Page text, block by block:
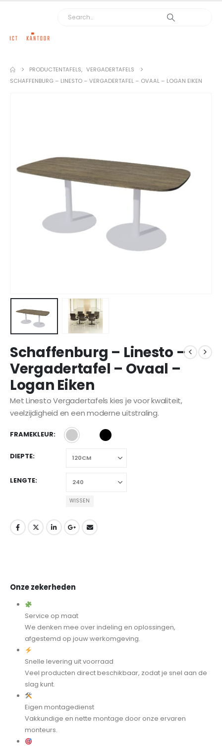
PRODUCTENTAFELS, VERGADERTAFELS
SCHAFFENBURG – LINESTO – VERGADERTAFEL – OVAAL – LOGAN EIKEN
Schaffenburg – Linesto –
Vergadertafel – Ovaal –
Logan Eiken
Met Linesto Vergadertafels kies je voor kwaliteit,
veelzijdigheid en een moderne uitstraling.
FRAMEKLEUR
DIEPTE
LENGTE
WISSEN
Onze zekerheden
Service op maat
We denken mee over indeling en oplossingen,
afgestemd op jouw werkomgeving.
Snelle levering uit voorraad
Veel producten direct beschikbaar, zodat je snel aan de
slag kunt.
Eigen montagedienst
Vakkundige en nette montage door onze ervaren
monteurs.